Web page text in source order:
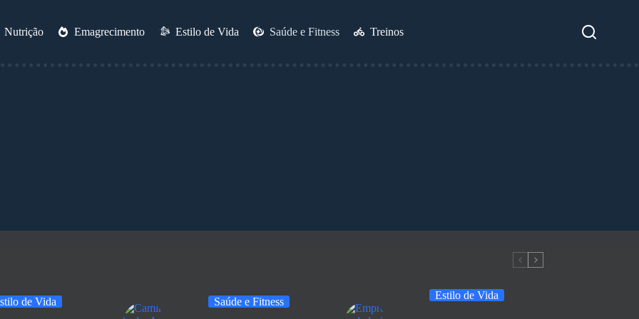
Nutrição Emagrecimento Estilo de Vida Saúde e Fitness Treinos
de Vida Saúde e Fitness
Estilo de Vida